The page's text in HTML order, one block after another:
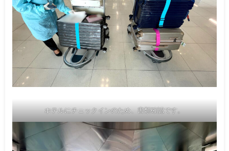
ホテルにチェックインのため、書類確認です。